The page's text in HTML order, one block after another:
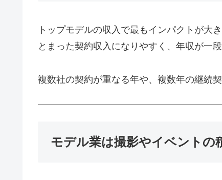
トップモデルの収入で最もインパクトが大
とまった契約収入になりやすく、年収が一
複数社の契約が重なる年や、複数年の継続
モデル業は撮影やイベントの